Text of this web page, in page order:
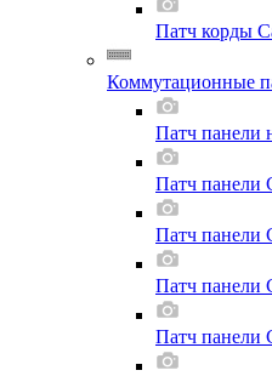
Патч корды
Коммутационные
Патч панели
Патч панели
Патч панели
Патч панели
Патч панели